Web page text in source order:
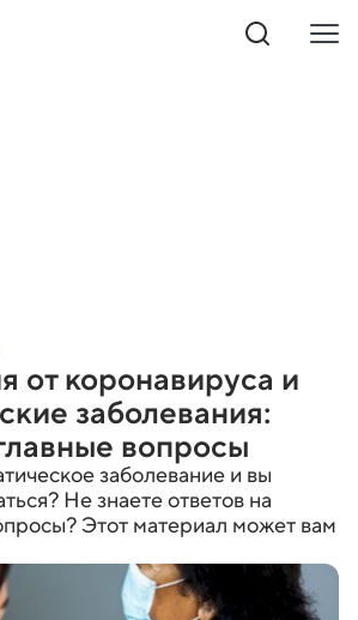
от коронавируса и
заболевания:
вопросы
заболевание и вы
Не знаете ответов на
Этот материал может вам